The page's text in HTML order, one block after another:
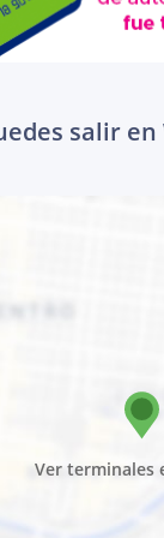
salir
Ver terminales